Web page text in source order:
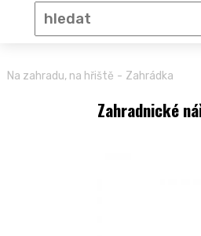
Na zahradu, na hřiště - Zahrádka
Zahradnické